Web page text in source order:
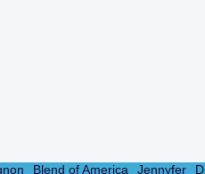
Blend of America Jennyfer